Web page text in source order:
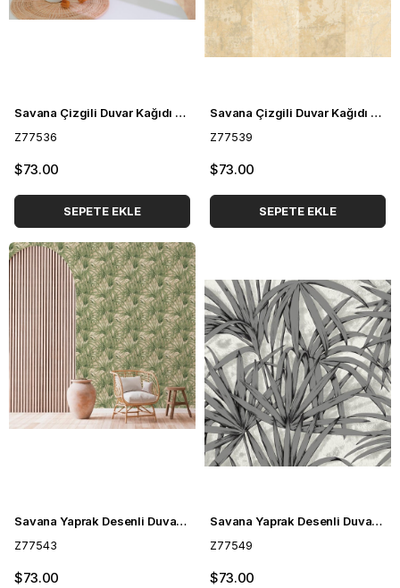
Savana Çizgili Duvar Kağıdı Z77536
Z77536
$73.00
SEPETE EKLE
Savana Çizgili Duvar Kağıdı Z77539
Z77539
$73.00
SEPETE EKLE
Savana Yaprak Desenli Duvar Kağıdı Z77543
Z77543
$73.00
Savana Yaprak Desenli Duvar Kağıdı Z77549
Z77549
$73.00